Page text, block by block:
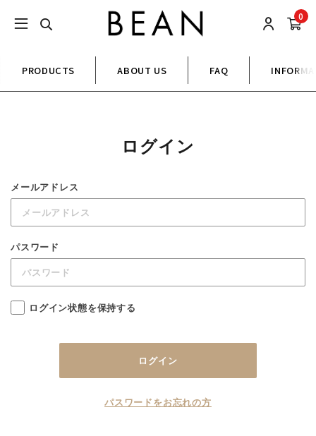
0
PRODUCTS ABOUT US FAQ
ログイン
メールアドレス
パスワード
ログイン状態を保持する
パスワードをお忘れの方